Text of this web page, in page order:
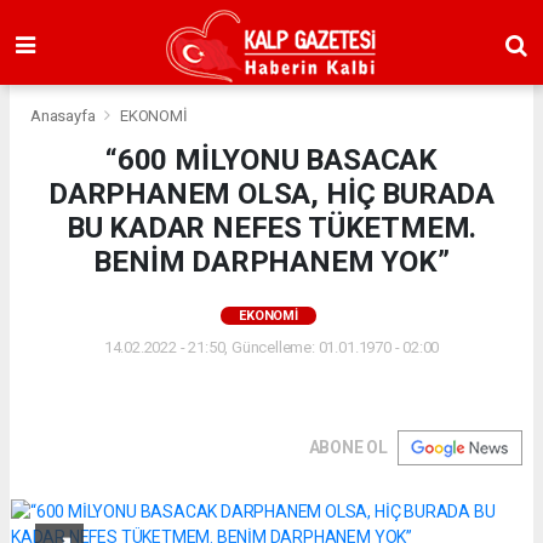
Anasayfa EKONOMİ
“600 MİLYONU BASACAK
DARPHANEM OLSA, HİÇ BURADA
BU KADAR NEFES TÜKETMEM.
BENİM DARPHANEM YOK”
EKONOMİ
14.02.2022 - 21:50, Güncelleme: 01.01.1970 - 02:00
ABONE OL